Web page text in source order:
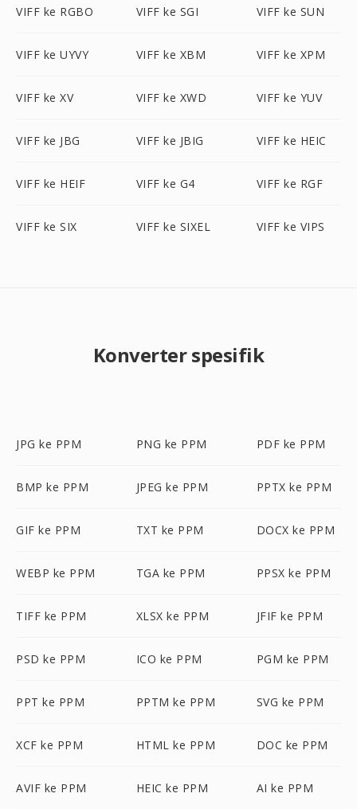
VIFF ke RGBO VIFF ke SGI VIFF ke SUN
VIFF ke UYVY VIFF ke XBM VIFF ke XPM
VIFF ke XV VIFF ke XWD VIFF ke YUV
VIFF ke JBG VIFF ke JBIG VIFF ke HEIC
VIFF ke HEIF VIFF ke G4 VIFF ke RGF
VIFF ke SIX VIFF ke SIXEL VIFF ke VIPS
Konverter spesifik
JPG ke PPM PNG ke PPM PDF ke PPM
BMP ke PPM JPEG ke PPM PPTX ke PPM
GIF ke PPM TXT ke PPM DOCX ke PPM
WEBP ke PPM TGA ke PPM PPSX ke PPM
TIFF ke PPM XLSX ke PPM JFIF ke PPM
PSD ke PPM ICO ke PPM PGM ke PPM
PPT ke PPM PPTM ke PPM SVG ke PPM
XCF ke PPM HTML ke PPM DOC ke PPM
AVIF ke PPM HEIC ke PPM AI ke PPM